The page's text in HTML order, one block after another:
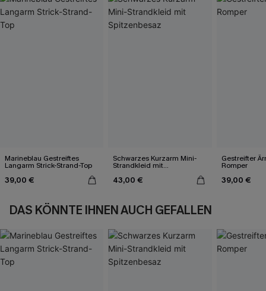
Marineblau Gestreiftes
Langarm Strick-Strand-Top
39,00 €
Schwarzes Kurzarm Mini-
Strandkleid mit
43,00 €
Gestreifter
Romper
39,00 €
DAS KÖNNTE IHNEN AUCH GEFALLEN